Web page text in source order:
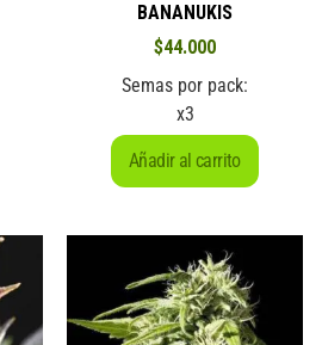
BANANUKIS
$44.000
Semas por pack:
x3
Añadir al carrito